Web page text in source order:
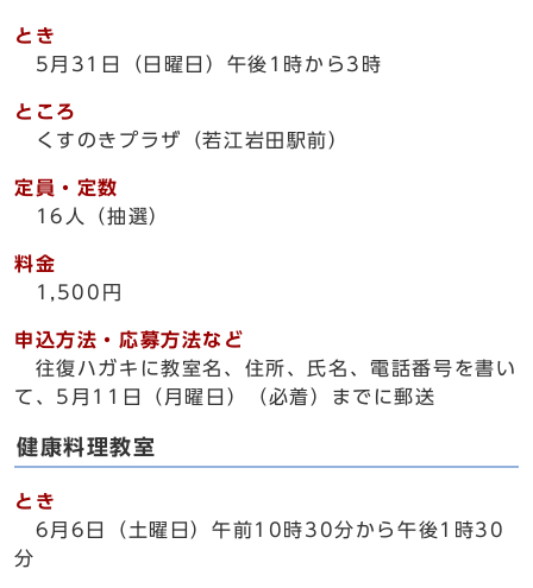
とき
5月31日（日曜日）午後1時から3時
ところ
くすのきプラザ（若江岩田駅前）
定員・定数
16人（抽選）
料金
1,500円
申込方法・応募方法など
往復ハガキに教室名、住所、氏名、電話番号を書い
て、5月11日（月曜日）（必着）までに郵送
健康料理教室
とき
6月6日（土曜日）午前10時30分から午後1時30
分